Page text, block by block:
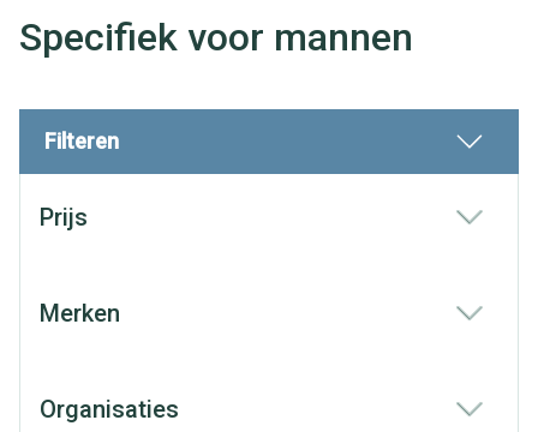
Specifiek voor mannen
Filteren
Prijs
Merken
Organisaties